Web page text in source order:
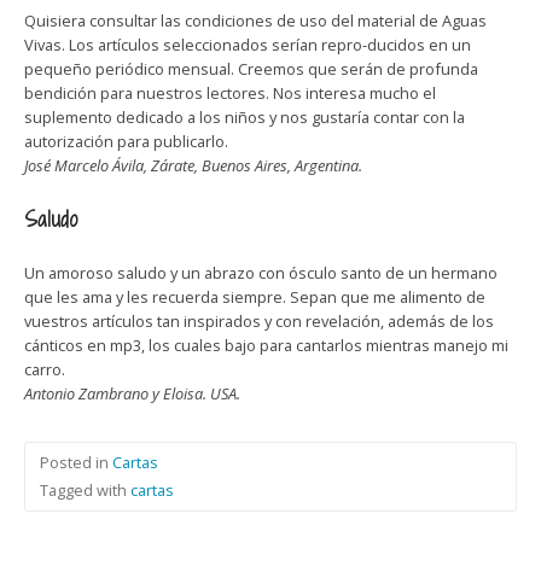
Quisiera consultar las condiciones de uso del material de Aguas
Vivas. Los artículos seleccionados serían repro-ducidos en un
pequeño periódico mensual. Creemos que serán de profunda
bendición para nuestros lectores. Nos interesa mucho el
suplemento dedicado a los niños y nos gustaría contar con la
autorización para publicarlo.
José Marcelo Ávila, Zárate, Buenos Aires, Argentina.
Saludo
Un amoroso saludo y un abrazo con ósculo santo de un hermano
que les ama y les recuerda siempre. Sepan que me alimento de
vuestros artículos tan inspirados y con revelación, además de los
cánticos en mp3, los cuales bajo para cantarlos mientras manejo mi
carro.
Antonio Zambrano y Eloisa. USA.
Posted in Cartas
Tagged with cartas